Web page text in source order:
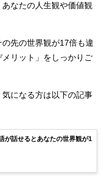
なたの人生観や価値観
先の世界観が17倍も違
リット」をしっかりご
になる方は以下の記事
が話せるとあなたの世界観が1